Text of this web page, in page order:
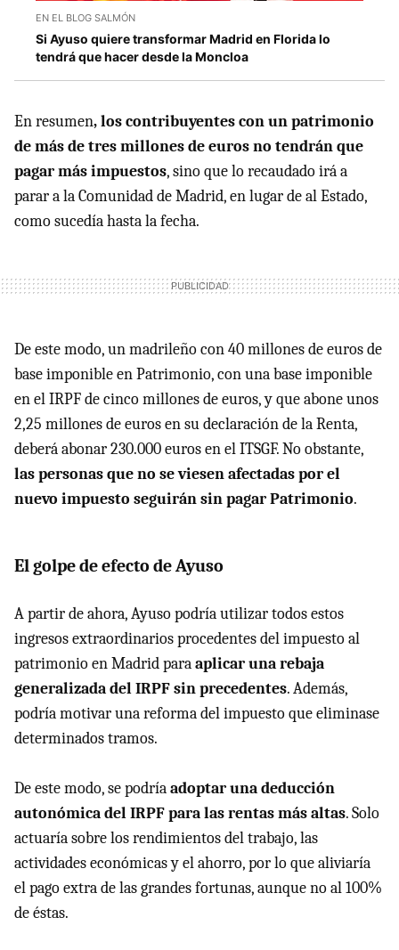
EN EL BLOG SALMÓN
Si Ayuso quiere transformar Madrid en Florida lo
tendrá que hacer desde la Moncloa
En resumen, los contribuyentes con un patrimonio
de más de tres millones de euros no tendrán que
pagar más impuestos, sino que lo recaudado irá a
parar a la Comunidad de Madrid, en lugar de al Estado,
como sucedía hasta la fecha.
De este modo, un madrileño con 40 millones de euros de
base imponible en Patrimonio, con una base imponible
en el IRPF de cinco millones de euros, y que abone unos
2,25 millones de euros en su declaración de la Renta,
deberá abonar 230.000 euros en el ITSGF. No obstante,
las personas que no se viesen afectadas por el
nuevo impuesto seguirán sin pagar Patrimonio.
El golpe de efecto de Ayuso
A partir de ahora, Ayuso podría utilizar todos estos
ingresos extraordinarios procedentes del impuesto al
patrimonio en Madrid paraaplicar una rebaja
generalizada del IRPF sin precedentes. Además,
podría motivar una reforma del impuesto que eliminase
determinados tramos.
De este modo, se podríaadoptar una deducción
autonómica del IRPF para las rentas más altas. Solo
actuaría sobre los rendimientos del trabajo, las
actividades económicas y el ahorro, por lo que aliviaría
el pago extra de las grandes fortunas, aunque no al 100%
de éstas.